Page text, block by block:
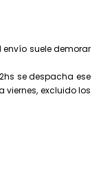
envío suele demorar
se despacha ese
excluido los